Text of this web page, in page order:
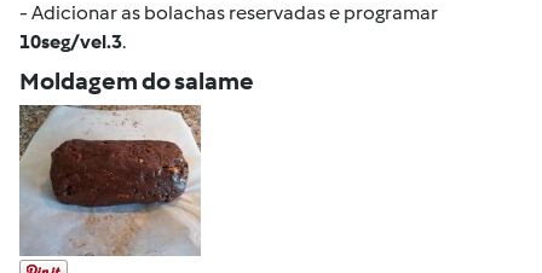
- Adicionar as bolachas reservadas e programar
10seg/vel.3.
Moldagem do salame